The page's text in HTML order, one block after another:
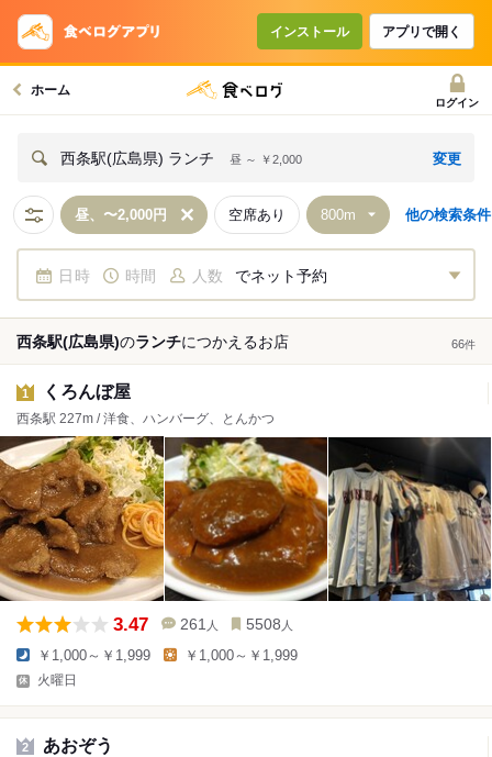
インストール アプリで開く
ホーム
ログイン
西条駅(広島県) ランチ 昼 ～ ￥2,000 変更
昼、〜2,000円 空席あり 他の検索条件
日時 時間 人数 でネット予約
西条駅(広島県)のランチにつかえるお店 66件
1 くろんぼ屋
西条駅 227m / 洋食、ハンバーグ、とんかつ
3.47 261 人 5508 人
￥1,000～￥1,999 ￥1,000～￥1,999
火曜日
2 あおぞう